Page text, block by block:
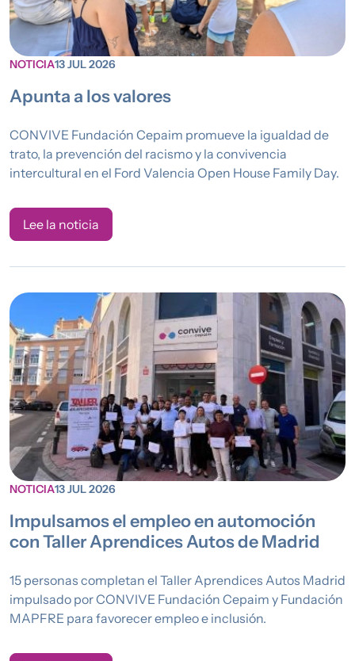
NOTICIA13 JUL 2026
Apunta a los valores
CONVIVE Fundación Cepaim promueve la igualdad de
trato, la prevención del racismo y la convivencia
intercultural en el Ford Valencia Open House Family Day.
Lee la noticia
NOTICIA13 JUL 2026
Impulsamos el empleo en automoción
con Taller Aprendices Autos de Madrid
15 personas completan el Taller Aprendices Autos Madrid
impulsado por CONVIVE Fundación Cepaim y Fundación
MAPFRE para favorecer empleo e inclusión.